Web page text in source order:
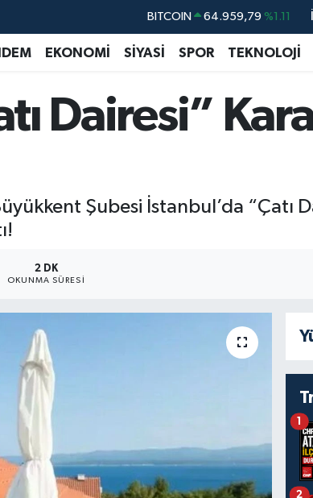
BITCOIN 64.959,79 %1.11
STERLİN 64,4811
GRAM ALTIN 6660.55 %0.03
EKONOMİ SİYASİ SPOR TEKNOLOJİ
Dairesi”
Şubesi İstanbul’da “Çatı
2 DK
OKUNMA SÜRESI
1
2